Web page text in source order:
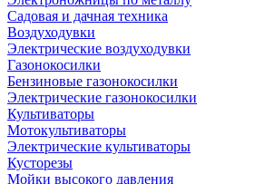
Садовая и дачная техника
Воздуходувки
Электрические воздуходувки
Газонокосилки
Бензиновые газонокосилки
Электрические газонокосилки
Культиваторы
Мотокультиваторы
Электрические культиваторы
Кусторезы
Мойки высокого давления